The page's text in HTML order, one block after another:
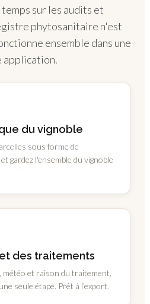
sur les audits et
phytosanitaire n'est
ensemble dans une
application.
du vignoble
sous forme de
gardez l'ensemble du vignoble
des traitements
météo et raison du traitement,
seule étape. Prêt à l'export.